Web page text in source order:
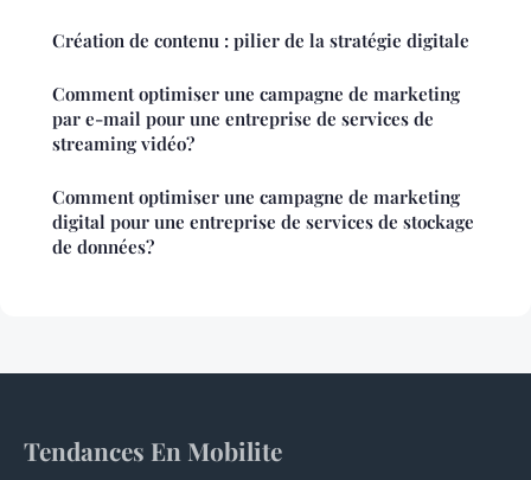
Création de contenu : pilier de la stratégie digitale
Comment optimiser une campagne de marketing
par e-mail pour une entreprise de services de
streaming vidéo?
Comment optimiser une campagne de marketing
digital pour une entreprise de services de stockage
de données?
Tendances En Mobilite